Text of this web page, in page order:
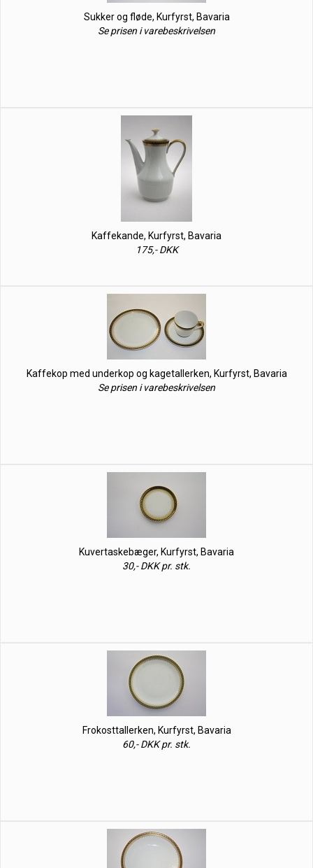
Sukker og fløde, Kurfyrst, Bavaria
Se prisen i varebeskrivelsen
Kaffekande, Kurfyrst, Bavaria
175,- DKK
Kaffekop med underkop og kagetallerken, Kurfyrst, Bavaria
Se prisen i varebeskrivelsen
Kuvertaskebæger, Kurfyrst, Bavaria
30,- DKK pr. stk.
Frokosttallerken, Kurfyrst, Bavaria
60,- DKK pr. stk.